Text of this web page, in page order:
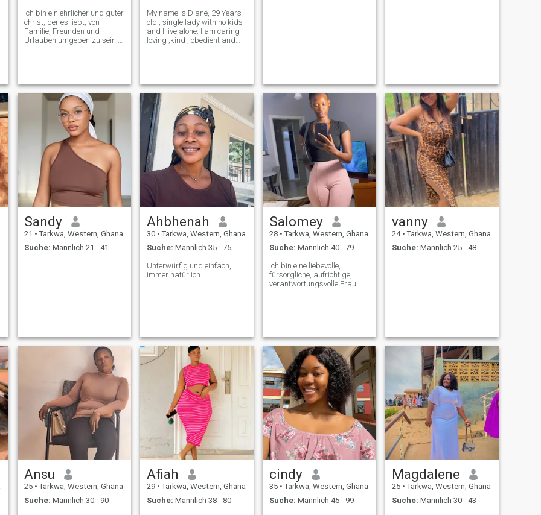
Ich bin ein ehrlicher und guter
christ, der es liebt, von
Familie, Freunden und
Urlauben umgeben zu sein.
zu beginnen. Ich bin ein
ehrlicher, loyaler,
leidenschaftlicher,
großzügiger, spendender,
liebevoller, sexuell,
unterstützend, sensibel und
ein guter Zuhörer, mit dem
man sich leicht verträgt. Ich
bin aufgeschlossen und sehr
spontan. Ich bin Ellen 30
Jahre alt, Single, die ohne
Kinder aussehend
ist,&nbsp;schwarze Haare
und helle Farbe... Ich bin in
aufgewachsen 🇬🇭...
My name is Diane, 29 Years
old , single lady with no kids
and I live alone. I am caring
loving ,kind , obedient and
Sandy
21 • Tarkwa, Western, Ghana
Suche: Männlich 21 - 41
Ahbhenah
30 • Tarkwa, Western, Ghana
Suche: Männlich 35 - 75
Unterwürfig und einfach,
immer natürlich
Salomey
28 • Tarkwa, Western, Ghana
Suche: Männlich 40 - 79
Ich bin eine liebevolle,
fürsorgliche, aufrichtige,
verantwortungsvolle Frau.
vanny
24 • Tarkwa, Western, Ghana
Suche: Männlich 25 - 48
Ansu
25 • Tarkwa, Western, Ghana
Suche: Männlich 30 - 90
Afiah
29 • Tarkwa, Western, Ghana
Suche: Männlich 38 - 80
cindy
35 • Tarkwa, Western, Ghana
Suche: Männlich 45 - 99
Magdalene
25 • Tarkwa, Western, Ghana
Suche: Männlich 30 - 43